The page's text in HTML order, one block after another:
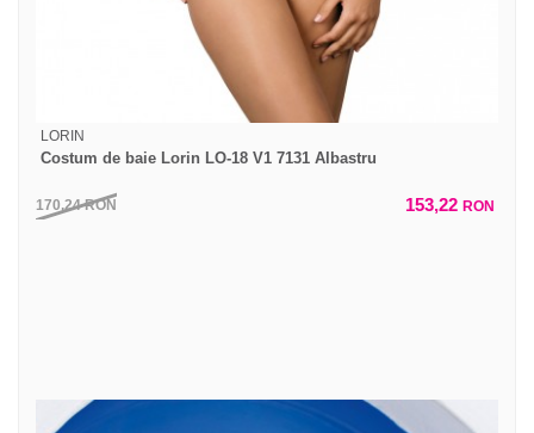
LORIN
Costum de baie Lorin LO-18 V1 7131 Albastru
170,24RON 153,22 RON